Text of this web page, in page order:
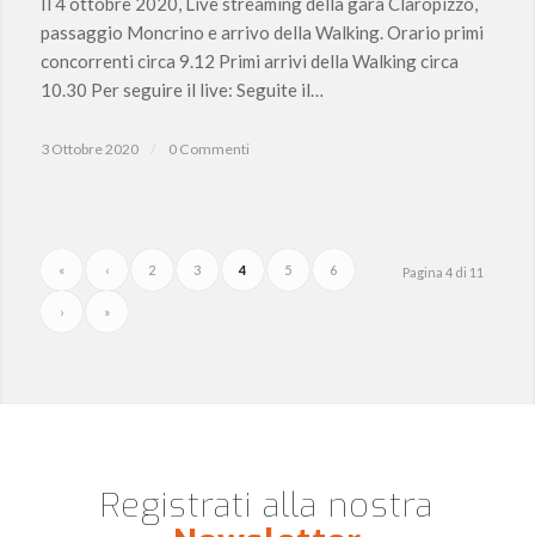
passaggio Moncrino e arrivo della Walking. Orario primi
concorrenti circa 9.12 Primi arrivi della Walking circa
10.30 Per seguire il live: Seguite il…
3 Ottobre 2020 / 0 Commenti
Pagina 4 di 11
« ‹ 2 3 4 5 6
› »
Registrati alla nostra